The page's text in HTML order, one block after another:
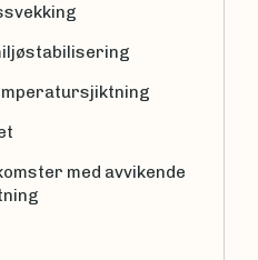
med avvikende